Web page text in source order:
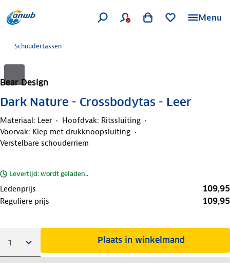
Menu
Schoudertassen
Bear Design
Dark Nature - Crossbodytas - Leer
Materiaal: Leer
Hoofdvak: Ritssluiting
Voorvak: Klep met drukknoopsluiting
Verstelbare schouderriem
Levertijd: wordt geladen..
Ledenprijs 109,95
Reguliere prijs 109,95
Plaats in winkelmand